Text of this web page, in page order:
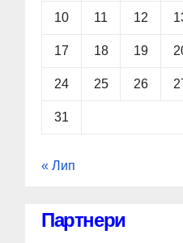
10 11 12
17 18 19
24 25 26
31
« Лип
Партнери